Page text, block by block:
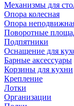
Механизмы для
Опора колесная
Опора
Поворотные
Подпятники
Оснащение для
Барные аксессуары
Корзины для кухни
Крепление
Лотки
Организации